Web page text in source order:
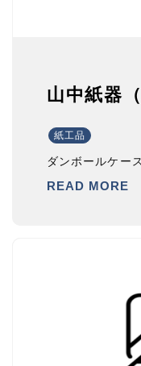
山中紙器（
紙工品
ダンボールケー
READ MORE